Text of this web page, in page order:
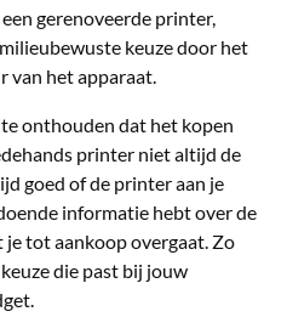
gerenoveerde printer,
keuze door het
van het apparaat.
onthouden dat het kopen
printer niet altijd de
goed of de printer aan je
informatie hebt over de
tot aankoop overgaat. Zo
die past bij jouw